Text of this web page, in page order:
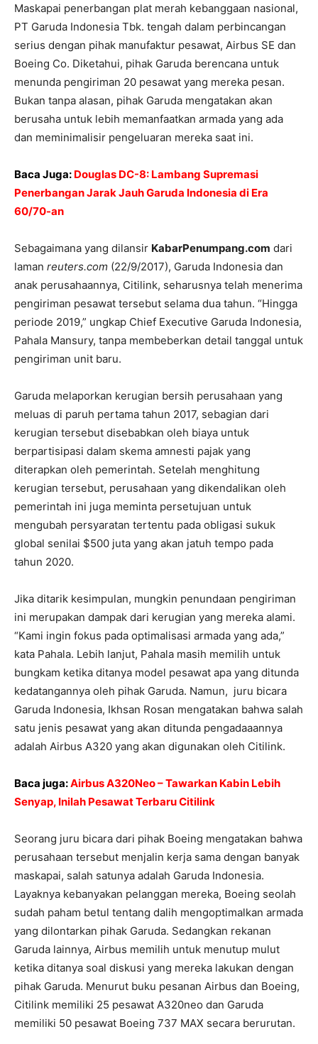
Maskapai penerbangan plat merah kebanggaan nasional,
PT Garuda Indonesia Tbk. tengah dalam perbincangan
serius dengan pihak manufaktur pesawat, Airbus SE dan
Boeing Co. Diketahui, pihak Garuda berencana untuk
menunda pengiriman 20 pesawat yang mereka pesan.
Bukan tanpa alasan, pihak Garuda mengatakan akan
berusaha untuk lebih memanfaatkan armada yang ada
dan meminimalisir pengeluaran mereka saat ini.
Baca Juga: Douglas DC-8: Lambang Supremasi
Penerbangan Jarak Jauh Garuda Indonesia di Era
60/70-an
Sebagaimana yang dilansir KabarPenumpang.com dari
laman reuters.com (22/9/2017), Garuda Indonesia dan
anak perusahaannya, Citilink, seharusnya telah menerima
pengiriman pesawat tersebut selama dua tahun. “Hingga
periode 2019,” ungkap Chief Executive Garuda Indonesia,
Pahala Mansury, tanpa membeberkan detail tanggal untuk
pengiriman unit baru.
Garuda melaporkan kerugian bersih perusahaan yang
meluas di paruh pertama tahun 2017, sebagian dari
kerugian tersebut disebabkan oleh biaya untuk
berpartisipasi dalam skema amnesti pajak yang
diterapkan oleh pemerintah. Setelah menghitung
kerugian tersebut, perusahaan yang dikendalikan oleh
pemerintah ini juga meminta persetujuan untuk
mengubah persyaratan tertentu pada obligasi sukuk
global senilai $500 juta yang akan jatuh tempo pada
tahun 2020.
Jika ditarik kesimpulan, mungkin penundaan pengiriman
ini merupakan dampak dari kerugian yang mereka alami.
“Kami ingin fokus pada optimalisasi armada yang ada,”
kata Pahala. Lebih lanjut, Pahala masih memilih untuk
bungkam ketika ditanya model pesawat apa yang ditunda
kedatangannya oleh pihak Garuda. Namun, juru bicara
Garuda Indonesia, Ikhsan Rosan mengatakan bahwa salah
satu jenis pesawat yang akan ditunda pengadaaannya
adalah Airbus A320 yang akan digunakan oleh Citilink.
Baca juga:Airbus A320Neo – Tawarkan Kabin Lebih
Senyap, Inilah Pesawat Terbaru Citilink
Seorang juru bicara dari pihak Boeing mengatakan bahwa
perusahaan tersebut menjalin kerja sama dengan banyak
maskapai, salah satunya adalah Garuda Indonesia.
Layaknya kebanyakan pelanggan mereka, Boeing seolah
sudah paham betul tentang dalih mengoptimalkan armada
yang dilontarkan pihak Garuda. Sedangkan rekanan
Garuda lainnya, Airbus memilih untuk menutup mulut
ketika ditanya soal diskusi yang mereka lakukan dengan
pihak Garuda. Menurut buku pesanan Airbus dan Boeing,
Citilink memiliki 25 pesawat A320neo dan Garuda
memiliki 50 pesawat Boeing 737 MAX secara berurutan.